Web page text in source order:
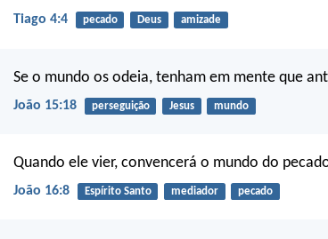
Tiago 4:4 pecado Deus amizade
Se o mundo os odeia, tenham em mente que
João 15:18 perseguição Jesus mundo
Quando ele vier, convencerá o mundo do
João 16:8 Espírito Santo mediador pecado